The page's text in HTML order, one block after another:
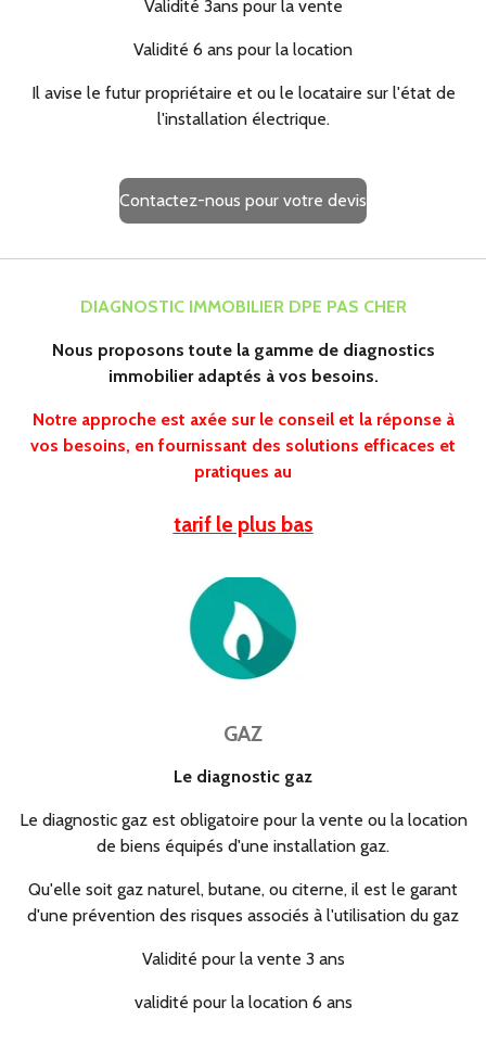
Validité 3ans pour la vente
Validité 6 ans pour la location
Il avise le futur propriétaire et ou le locataire sur l'état de
l'installation électrique.
Contactez-nous pour votre devis
DIAGNOSTIC IMMOBILIER DPE PAS CHER
Nous proposons toute la gamme de diagnostics
immobilier adaptés à vos besoins.
Notre approche est axée sur le conseil et la réponse à
vos besoins, en fournissant des solutions efficaces et
pratiques au
tarif le plus bas
GAZ
Le diagnostic gaz
Le diagnostic gaz est obligatoire pour la vente ou la location
de biens équipés d'une installation gaz.
Qu'elle soit gaz naturel, butane, ou citerne, il est le garant
d'une prévention des risques associés à l'utilisation du gaz
Validité pour la vente 3 ans
validité pour la location 6 ans